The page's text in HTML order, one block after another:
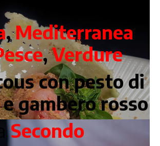
,Mediterranea
,Verdure
con pesto di
gambero rosso
Secondo